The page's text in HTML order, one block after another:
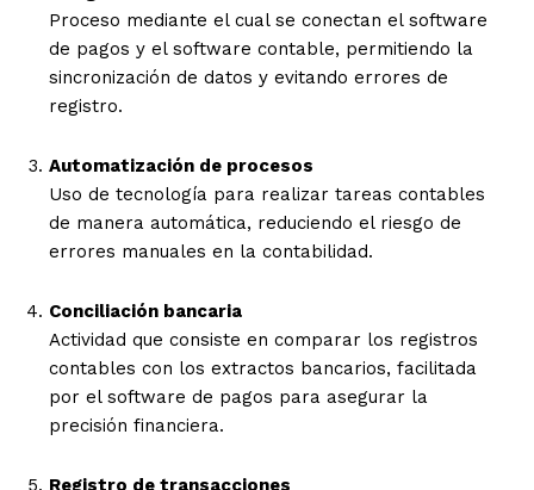
Proceso mediante el cual se conectan el software
de pagos y el software contable, permitiendo la
sincronización de datos y evitando errores de
registro.
Automatización de procesos
Uso de tecnología para realizar tareas contables
de manera automática, reduciendo el riesgo de
errores manuales en la contabilidad.
Conciliación bancaria
Actividad que consiste en comparar los registros
contables con los extractos bancarios, facilitada
por el software de pagos para asegurar la
precisión financiera.